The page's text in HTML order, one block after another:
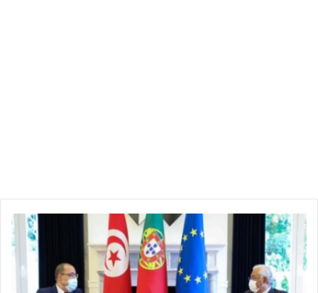
ا
ل
م
ش